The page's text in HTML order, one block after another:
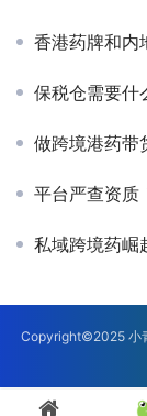
香港药牌和内
保税仓需要什么
做跨境港药带
平台严查资质
私域跨境药崛
Copyright©2025 小